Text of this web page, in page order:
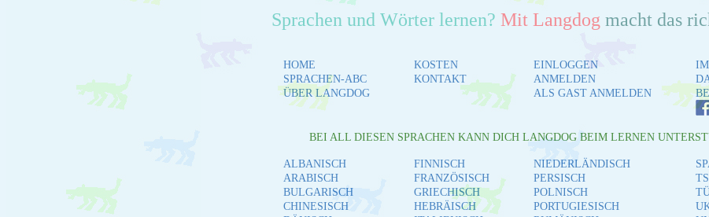
Sprachen und Wörter lernen? Mit Langdog macht das
HOME
SPRACHEN-ABC
ÜBER LANGDOG
KOSTEN
KONTAKT
EINLOGGEN
ANMELDEN
ALS GAST ANMELDEN
BEI ALL DIESEN SPRACHEN KANN DICH LANGDOG BEIM LERNEN
ALBANISCH
ARABISCH
BULGARISCH
CHINESISCH
FINNISCH
FRANZÖSISCH
GRIECHISCH
HEBRÄISCH
NIEDERLÄNDISCH
PERSISCH
POLNISCH
PORTUGIESISCH